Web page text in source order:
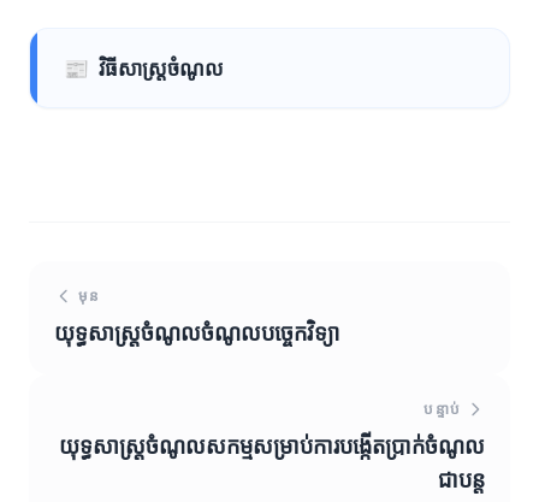
📰 វិធីសាស្រ្តចំណូល
មុន
យុទ្ធសាស្ត្រចំណូល​ចំណូល​បច្ចេកវិទ្យា
បន្ទាប់
យុទ្ធសាស្ត្រចំណូលសកម្មសម្រាប់ការបង្កើតប្រាក់ចំណូល
ជាបន្ត